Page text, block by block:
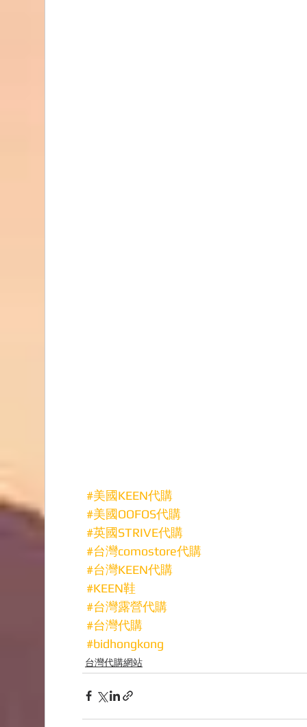
#美國KEEN代購
#美國OOFOS代購
#英國STRIVE代購
#台灣comostore代購
#台灣KEEN代購
#KEEN鞋
#台灣露營代購
#台灣代購
#bidhongkong
台灣代購網站